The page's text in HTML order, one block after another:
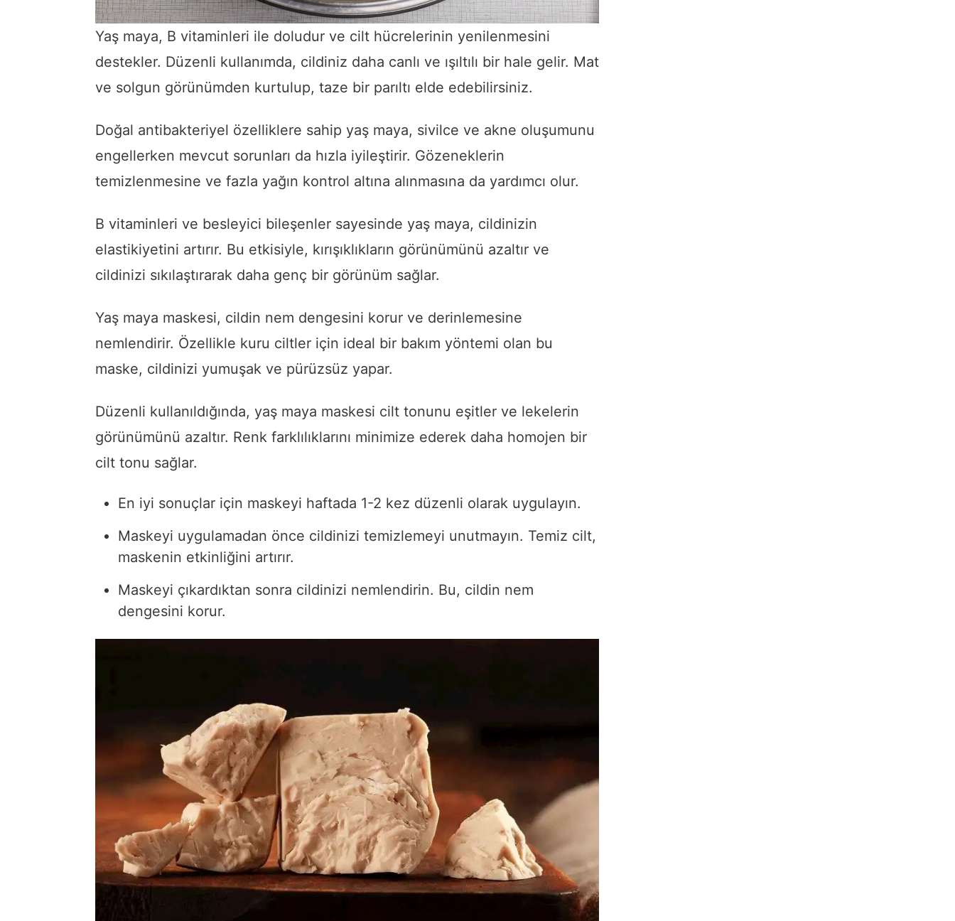
Yaş maya, B vitaminleri ile doludur ve cilt hücrelerinin yenilenmesini
destekler. Düzenli kullanımda, cildiniz daha canlı ve ışıltılı bir hale gelir. Mat
ve solgun görünümden kurtulup, taze bir parıltı elde edebilirsiniz.
Doğal antibakteriyel özelliklere sahip yaş maya, sivilce ve akne oluşumunu
engellerken mevcut sorunları da hızla iyileştirir. Gözeneklerin
temizlenmesine ve fazla yağın kontrol altına alınmasına da yardımcı olur.
B vitaminleri ve besleyici bileşenler sayesinde yaş maya, cildinizin
elastikiyetini artırır. Bu etkisiyle, kırışıklıkların görünümünü azaltır ve
cildinizi sıkılaştırarak daha genç bir görünüm sağlar.
Yaş maya maskesi, cildin nem dengesini korur ve derinlemesine
nemlendirir. Özellikle kuru ciltler için ideal bir bakım yöntemi olan bu
maske, cildinizi yumuşak ve pürüzsüz yapar.
Düzenli kullanıldığında, yaş maya maskesi cilt tonunu eşitler ve lekelerin
görünümünü azaltır. Renk farklılıklarını minimize ederek daha homojen bir
cilt tonu sağlar.
En iyi sonuçlar için maskeyi haftada 1-2 kez düzenli olarak uygulayın.
Maskeyi uygulamadan önce cildinizi temizlemeyi unutmayın. Temiz cilt,
maskenin etkinliğini artırır.
Maskeyi çıkardıktan sonra cildinizi nemlendirin. Bu, cildin nem
dengesini korur.